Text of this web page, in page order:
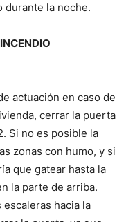
durante la noche.
actuación en caso de
cerrar la puerta
Si no es posible la
zonas con humo, y si
que gatear hasta la
la parte de arriba.
hacia la